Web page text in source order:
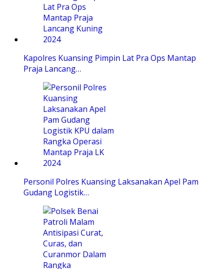
Kapolres Kuansing Pimpin Lat Pra Ops Mantap
Praja Lancang…
Personil Polres Kuansing Laksanakan Apel Pam
Gudang Logistik…